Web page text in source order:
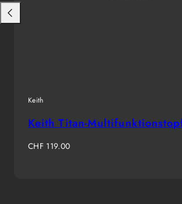
Keith
Keith Titan-
Regulärer
CHF 119.00
Nach
links